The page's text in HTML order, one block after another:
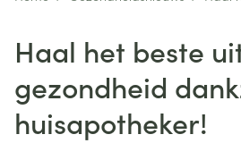
Haal het beste
gezondheid
huisapotheker!